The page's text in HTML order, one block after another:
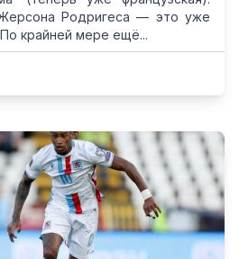
Родригеса — это уже
крайней мере ещё...